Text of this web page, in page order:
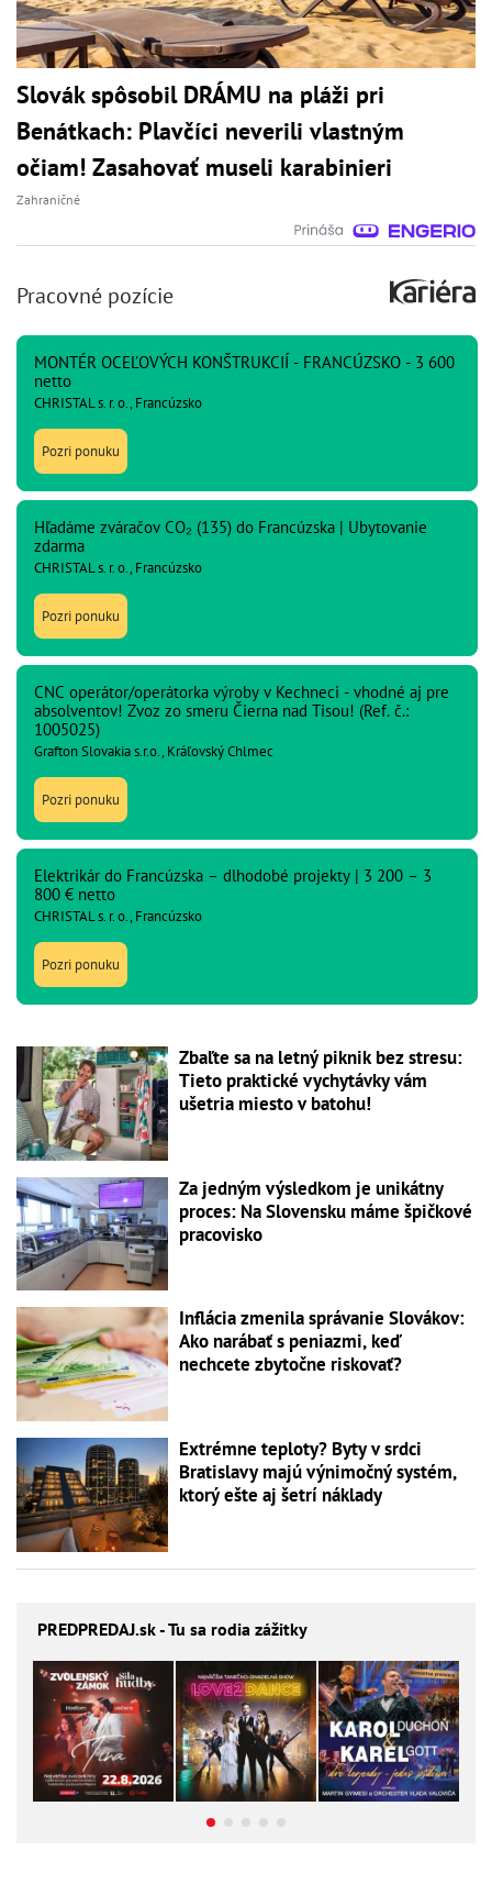
Slovák spôsobil DRÁMU na pláži pri
Benátkach: Plavčíci neverili vlastným
očiam! Zasahovať museli karabinieri
Zahraničné
Pracovné pozície
MONTÉR OCEĽOVÝCH KONŠTRUKCIÍ - FRANCÚZSKO - 3 600
netto
CHRISTAL s. r. o., Francúzsko
Pozri ponuku
Hľadáme zváračov CO₂ (135) do Francúzska | Ubytovanie
zdarma
CHRISTAL s. r. o., Francúzsko
Pozri ponuku
CNC operátor/operátorka výroby v Kechneci - vhodné aj pre
absolventov! Zvoz zo smeru Čierna nad Tisou! (Ref. č.:
1005025)
Grafton Slovakia s.r.o., Kráľovský Chlmec
Pozri ponuku
Elektrikár do Francúzska – dlhodobé projekty | 3 200 – 3
800 € netto
CHRISTAL s. r. o., Francúzsko
Pozri ponuku
Zbaľte sa na letný piknik bez stresu:
Tieto praktické vychytávky vám
ušetria miesto v batohu!
Za jedným výsledkom je unikátny
proces: Na Slovensku máme špičkové
pracovisko
Inflácia zmenila správanie Slovákov:
Ako narábať s peniazmi, keď
nechcete zbytočne riskovať?
Extrémne teploty? Byty v srdci
Bratislavy majú výnimočný systém,
ktorý ešte aj šetrí náklady
PREDPREDAJ.sk - Tu sa rodia zážitky